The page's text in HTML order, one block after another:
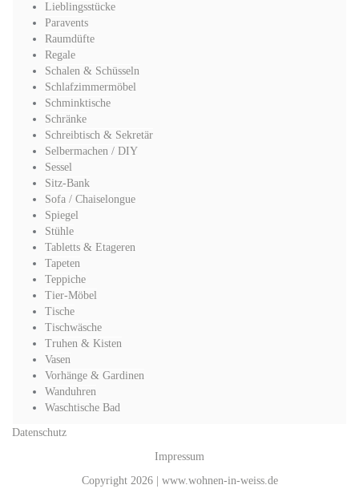
Lieblingsstücke
Paravents
Raumdüfte
Regale
Schalen & Schüsseln
Schlafzimmermöbel
Schminktische
Schränke
Schreibtisch & Sekretär
Selbermachen / DIY
Sessel
Sitz-Bank
Sofa / Chaiselongue
Spiegel
Stühle
Tabletts & Etageren
Tapeten
Teppiche
Tier-Möbel
Tische
Tischwäsche
Truhen & Kisten
Vasen
Vorhänge & Gardinen
Wanduhren
Waschtische Bad
Datenschutz
Impressum
Copyright 2026 | www.wohnen-in-weiss.de